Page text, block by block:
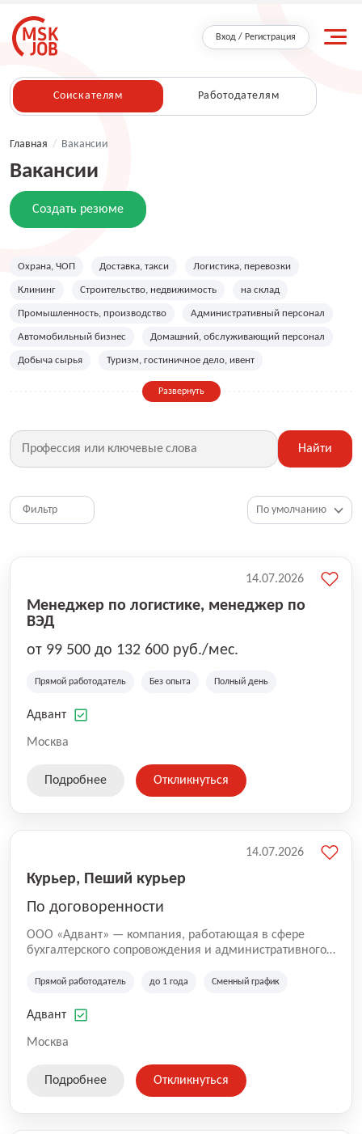
Вход / Регистрация
Соискателям Работодателям
Главная / Вакансии
Вакансии
Создать резюме
Охрана, ЧОП Доставка, такси Логистика, перевозки
Клининг Строительство, недвижимость на склад
Промышленность, производство Административный персонал
Автомобильный бизнес Домашний, обслуживающий персонал
Добыча сырья Туризм, гостиничное дело, ивент
Дизайн, искусство, ивент
Фитнес, красота, спорт Страхование
Медицина, фармацевтика Маркетинг, PR, реклама
HR, управление персоналом
Топ менеджмент, руководители
Развернуть
Найти
Фильтр
Менеджер по логистике, менеджер по
ВЭД
от 99 500 до 132 600 руб./мес.
Прямой работодатель Без опыта Полный день
Адвант
Москва
14.07.2026
Подробнее Откликнуться
Курьер, Пеший курьер
По договоренности
ООО «Адвант» — компания, работающая в сфере
бухгалтерского сопровождения и административного
зарегистрирована в Санкт-Петербурге и
лиц и коммерческих организаций.
Прямой работодатель до 1 года Сменный график
Адвант
Москва
14.07.2026
Подробнее Откликнуться